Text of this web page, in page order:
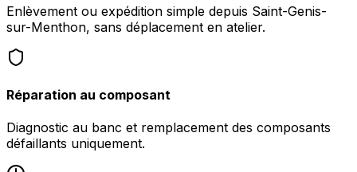
Enlèvement ou expédition simple depuis Saint-Genis-
sur-Menthon, sans déplacement en atelier.
Réparation au composant
Diagnostic au banc et remplacement des composants
défaillants uniquement.